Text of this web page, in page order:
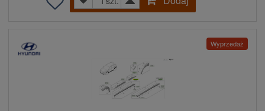
Wyprzedaż